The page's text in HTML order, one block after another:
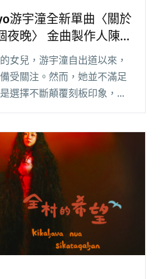
游宇潼全新單曲〈關於
夜晚〉 金曲製作人陳建
女兒，游宇潼自出道以來，
受關注。然而，她並不滿足
選擇不斷顛覆刻板印象，走
自 2019 年起，她陸續發表
"游鴻明愛女yoyo游宇潼全新
某三個夜晚〉 金曲製作人陳